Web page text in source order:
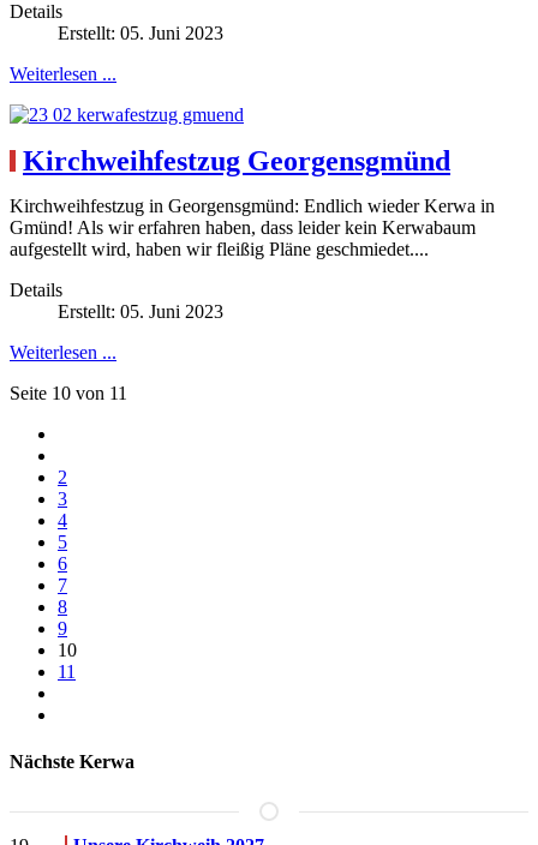
Details
Erstellt: 05. Juni 2023
Weiterlesen ...
Kirchweihfestzug Georgensgmünd
Kirchweihfestzug in Georgensgmünd: Endlich wieder Kerwa in
Gmünd! Als wir erfahren haben, dass leider kein Kerwabaum
aufgestellt wird, haben wir fleißig Pläne geschmiedet....
Details
Erstellt: 05. Juni 2023
Weiterlesen ...
Seite 10 von 11
2
3
4
5
6
7
8
9
10
11
Nächste Kerwa